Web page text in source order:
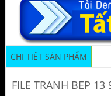
CHI TIẾT SẢN PHẨM
FILE TRANH BEP